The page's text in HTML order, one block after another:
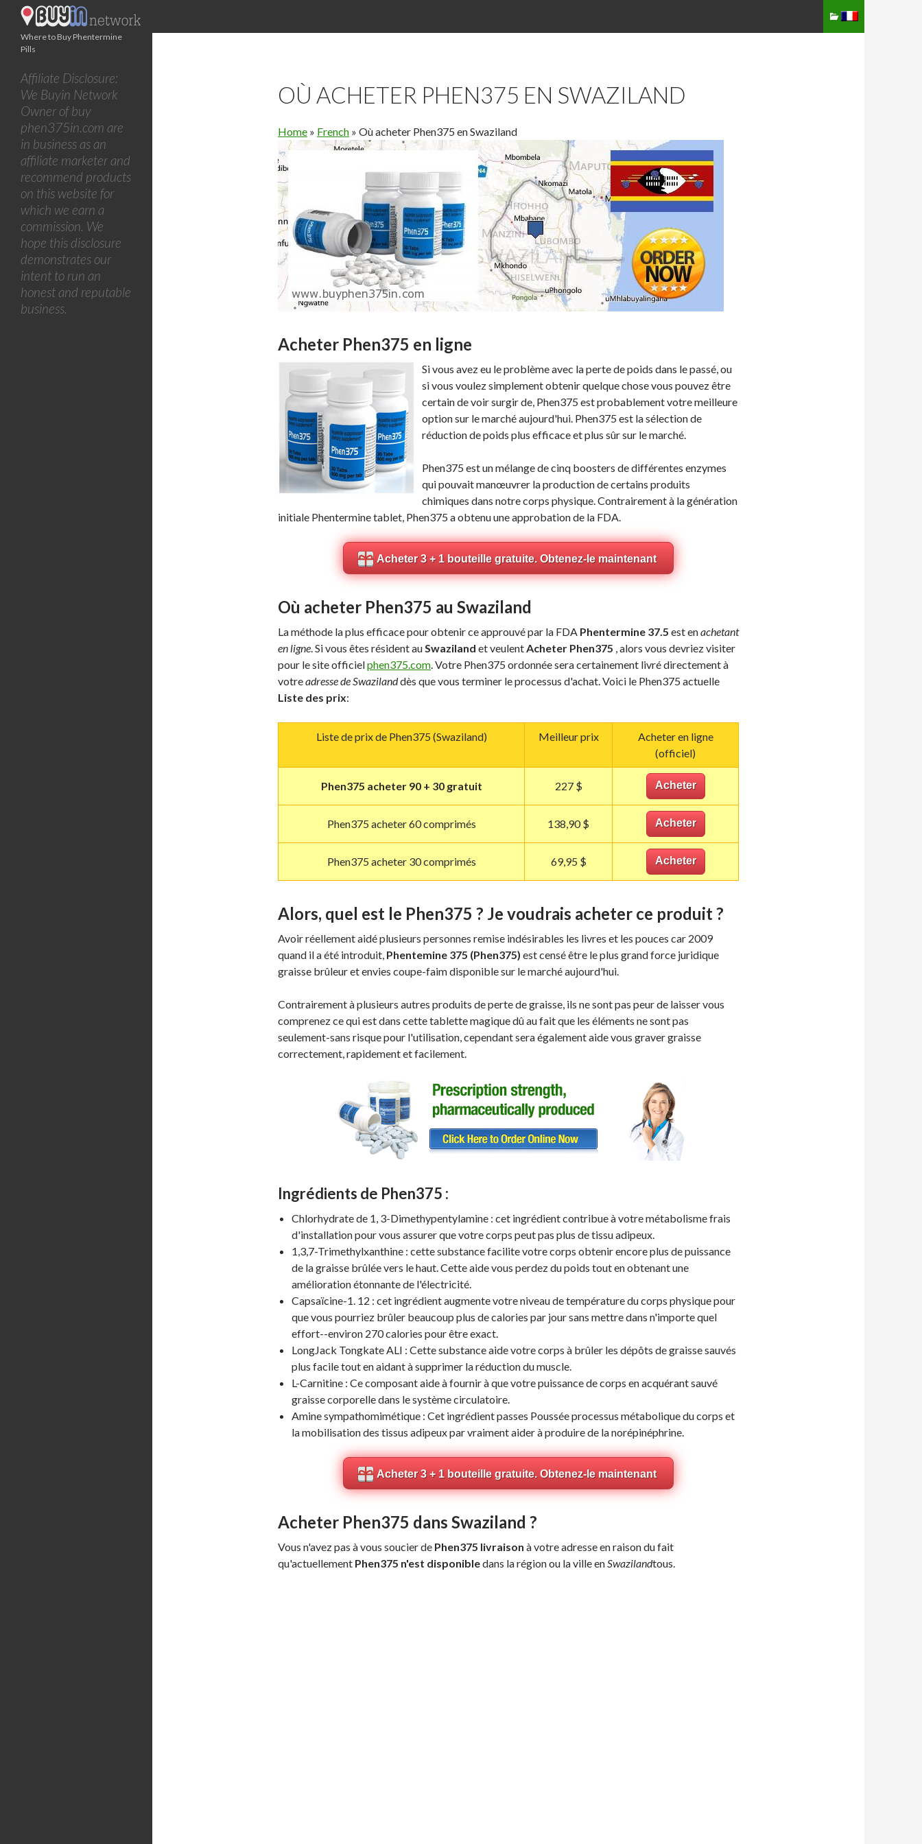
OÙ ACHETER PHEN375 EN SWAZILAND
Home » French » Où acheter Phen375 en Swaziland
Acheter Phen375 en ligne
Si vous avez eu le problème avec la perte de poids dans le passé, ou
si vous voulez simplement obtenir quelque chose vous pouvez être
certain de voir surgir de, Phen375 est probablement votre meilleure
option sur le marché aujourd'hui. Phen375 est la sélection de
réduction de poids plus efficace et plus sûr sur le marché.
Phen375 est un mélange de cinq boosters de différentes enzymes
qui pouvait manœuvrer la production de certains produits
chimiques dans notre corps physique. Contrairement à la génération
initiale Phentermine tablet, Phen375 a obtenu une approbation de la FDA.
Acheter 3 + 1 bouteille gratuite. Obtenez-le maintenant
Où acheter Phen375 au Swaziland
La méthode la plus efficace pour obtenir ce approuvé par la FDA Phentermine 37.5 est enachetant
en ligne. Si vous êtes résident auSwaziland et veulentAcheter Phen375 , alors vous devriez visiter
pour le site officielphen375.com. Votre Phen375 ordonnée sera certainement livré directement à
votreadresse de Swazilanddès que vous terminer le processus d'achat. Voici le Phen375 actuelle
Liste des prix:
Liste de prix de Phen375 (Swaziland) Meilleur prix
Acheter en ligne
(officiel)
Phen375 acheter 90 + 30 gratuit 227 $ Acheter
Phen375 acheter 60 comprimés 138,90 $ Acheter
Phen375 acheter 30 comprimés 69,95 $ Acheter
Alors, quel est le Phen375 ? Je voudrais acheter ce produit ?
Avoir réellement aidé plusieurs personnes remise indésirables les livres et les pouces car 2009
quand il a été introduit, Phentemine 375 (Phen375) est censé être le plus grand force juridique
graisse brûleur et envies coupe-faim disponible sur le marché aujourd'hui.
Contrairement à plusieurs autres produits de perte de graisse, ils ne sont pas peur de laisser vous
comprenez ce qui est dans cette tablette magique dû au fait que les éléments ne sont pas
seulement-sans risque pour l'utilisation, cependant sera également aide vous graver graisse
correctement, rapidement et facilement.
Ingrédients de Phen375 :
Chlorhydrate de 1, 3-Dimethypentylamine : cet ingrédient contribue à votre métabolisme frais
d'installation pour vous assurer que votre corps peut pas plus de tissu adipeux.
1,3,7-Trimethylxanthine : cette substance facilite votre corps obtenir encore plus de puissance
de la graisse brûlée vers le haut. Cette aide vous perdez du poids tout en obtenant une
amélioration étonnante de l'électricité.
Capsaïcine-1. 12 : cet ingrédient augmente votre niveau de température du corps physique pour
que vous pourriez brûler beaucoup plus de calories par jour sans mettre dans n'importe quel
effort--environ 270 calories pour être exact.
LongJack Tongkate ALI : Cette substance aide votre corps à brûler les dépôts de graisse sauvés
plus facile tout en aidant à supprimer la réduction du muscle.
L-Carnitine : Ce composant aide à fournir à que votre puissance de corps en acquérant sauvé
graisse corporelle dans le système circulatoire.
Amine sympathomimétique : Cet ingrédient passes Poussée processus métabolique du corps et
la mobilisation des tissus adipeux par vraiment aider à produire de la norépinéphrine.
Acheter 3 + 1 bouteille gratuite. Obtenez-le maintenant
Acheter Phen375 dans Swaziland ?
Vous n'avez pas à vous soucier de Phen375 livraison à votre adresse en raison du fait
qu'actuellement Phen375 n'est disponibledans la région ou la ville enSwazilandtous.
Where to Buy Phentermine
Pills
Affiliate Disclosure:
We Buyin Network
Owner of buy
phen375in.com are
in business as an
affiliate marketer and
recommend products
on this website for
which we earn a
commission. We
hope this disclosure
demonstrates our
intent to run an
honest and reputable
business.